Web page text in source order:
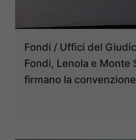
Fondi / Uffici del
Fondi, Lenola e Monte
firmano la convenzione